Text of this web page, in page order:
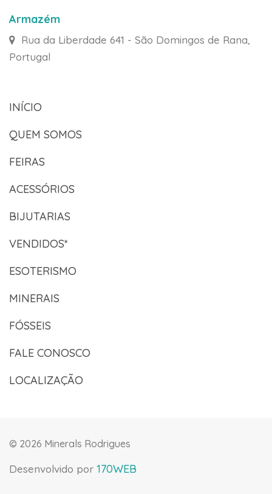
Armazém
Rua da Liberdade 641 - São Domingos de Rana,
Portugal
INÍCIO
QUEM SOMOS
FEIRAS
ACESSÓRIOS
BIJUTARIAS
VENDIDOS*
ESOTERISMO
MINERAIS
FÓSSEIS
FALE CONOSCO
LOCALIZAÇÃO
© 2026 Minerals Rodrigues
Desenvolvido por 170WEB